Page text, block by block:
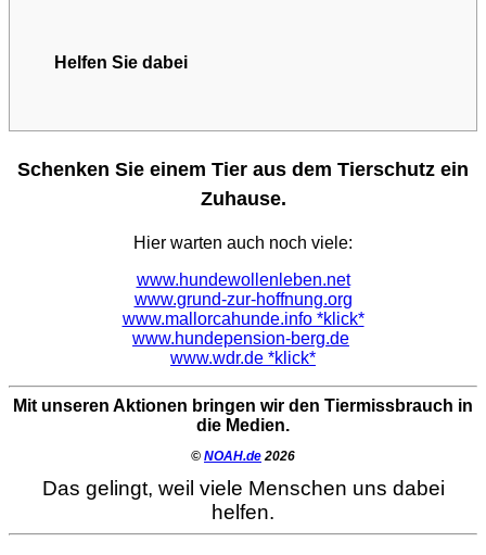
Helfen Sie dabei
Schenken Sie einem Tier aus dem Tierschutz ein
Zuhause.
Hier warten auch noch viele:
www.hundewollenleben.net
www.grund-zur-hoffnung.org
www.mallorcahunde.info *klick*
www.hundepension-berg.de
www.wdr.de *klick*
Mit unseren Aktionen bringen wir den Tiermissbrauch in
die Medien.
© NOAH.de 2026
Das gelingt, weil viele Menschen uns dabei
helfen.